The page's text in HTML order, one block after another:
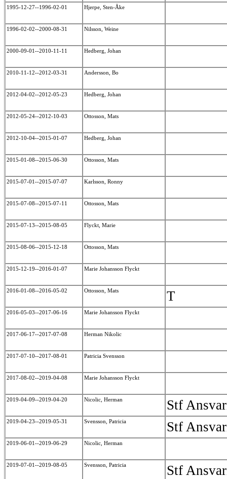
1995-12-27--1996-02-01 Hjerpe, Sten-Åke
1996-02-02--2000-08-31 Nilsson, Weine
2000-09-01--2010-11-11 Hedberg, Johan
2010-11-12--2012-03-31 Andersson, Bo
2012-04-02--2012-05-23 Hedberg, Johan
2012-05-24--2012-10-03 Ottosson, Mats
2012-10-04--2015-01-07 Hedberg, Johan
2015-01-08--2015-06-30 Ottosson, Mats
2015-07-01--2015-07-07 Karlsson, Ronny
2015-07-08--2015-07-11 Ottosson, Mats
2015-07-13--2015-08-05 Flyckt, Marie
2015-08-06--2015-12-18 Ottosson, Mats
2015-12-19--2016-01-07 Marie Johansson Flyckt
2016-01-08--2016-05-02 Ottosson, Mats T
2016-05-03--2017-06-16 Marie Johansson Flyckt
2017-06-17--2017-07-08 Herman Nikolic
2017-07-10--2017-08-01 Patricia Svensson
2017-08-02--2019-04-08 Marie Johansson Flyckt
2019-04-09--2019-04-20 Nicolic, Herman Stf
2019-04-23--2019-05-31 Svensson, Patricia Stf
2019-06-01--2019-06-29 Nicolic, Herman
2019-07-01--2019-08-05 Svensson, Patricia Stf